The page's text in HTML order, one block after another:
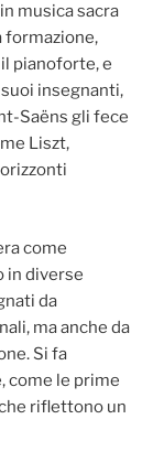
musica sacra
formazione,
pianoforte, e
insegnanti,
Saëns gli fece
Liszt,
come
in diverse
da
ma anche da
Si fa
come le prime
riflettono un